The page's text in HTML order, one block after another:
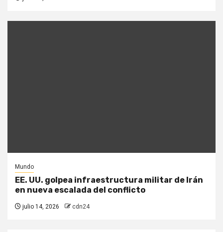
Mundo
EE. UU. golpea infraestructura militar de Irán
en nueva escalada del conflicto
julio 14, 2026 cdn24